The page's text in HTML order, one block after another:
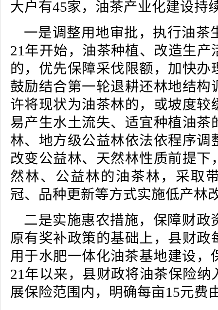
大户有45家，油茶产业化建设持
一是调整用地审批，执行油茶
21年开始，油茶种植、改造生产
的，优先保障采伐限额，加快办
鼓励结合第一轮退耕还林地结构
许将现状为油茶林的，或坡度较
易产生水土流失、适宜种植油茶
林、地方级公益林依法依程序调
改变公益林、天然林性质前提下
然林、公益林的油茶林，采取
冠、品种更新等方式实施低产林
二是实施惠农措施，保障财政
原有奖补政策的基础上，县财政
用于水肥一体化油茶基地建设，
21年以来，县财政将油茶保险纳
展保险范围内，明确每亩15元费